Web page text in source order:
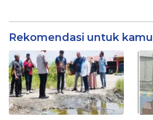
Rekomendasi untuk kamu